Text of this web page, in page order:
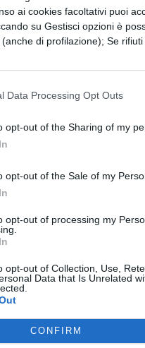
ai cookies facoltativi puoi
su Gestisci opzioni è
di profilazione); Se
Data Processing Opt Outs
opt-out of the Sharing of my
opt-out of the Sale of my
opt-out of processing my
opt-out of Collection, Use,
Data that Is Unrelated
CONFIRM
Taylor e Brian
in cui il gruppo si
migliore di
ma nel cast
manager
compagna
fidanzato
primo manager